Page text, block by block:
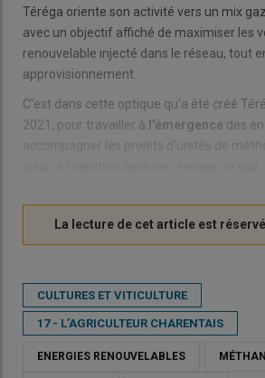
Téréga oriente son activité vers un mix
avec un objectif affiché de maximiser les
renouvelable injecté dans le réseau, tout
approvisionnement.
C'est dans cette optique qu'a été créé
2021, pour travailler à l'émergence des
accompagner les projets d'unités de
CULTURES ET VITICULTURE
17 - L’AGRICULTEUR CHARENTAIS
ENERGIES RENOUVELABLES